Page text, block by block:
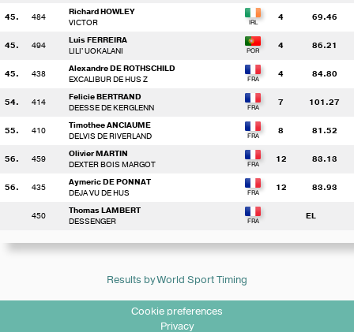
45. 484
Richard HOWLEY
VICTOR
4 69.46
45. 494
Luis FERREIRA
LILI' UOKALANI
4 86.21
45. 438
Alexandre DE ROTHSCHILD
EXCALIBUR DE HUS Z
4 84.80
54. 414
Felicie BERTRAND
DEESSE DE KERGLENN
7 101.27
55. 410
Timothee ANCIAUME
DELVIS DE RIVERLAND
8 81.52
56. 459
Olivier MARTIN
DEXTER BOIS MARGOT
12 83.13
56. 435
Aymeric DE PONNAT
DEJA VU DE HUS
12 83.93
450
Thomas LAMBERT
DESSENGER
EL
Results by World Sport Timing
Cookie preferences
Privacy